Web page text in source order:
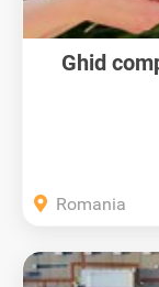
Ghid
Romania